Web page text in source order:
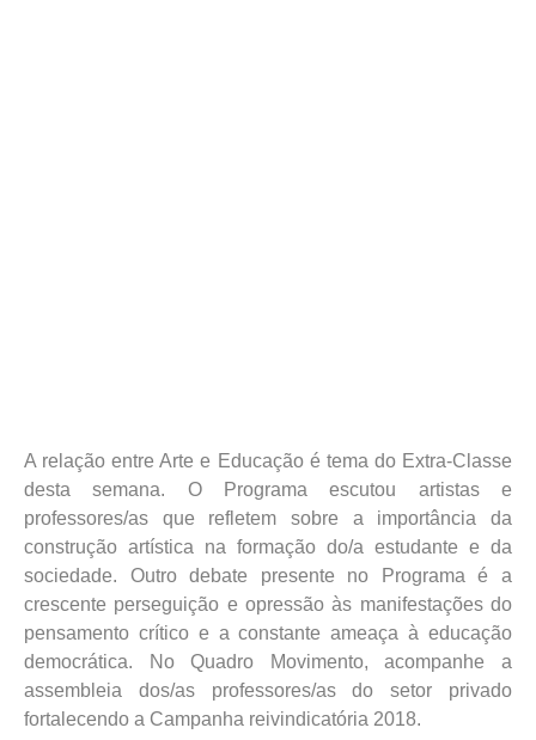
A relação entre Arte e Educação é tema do Extra-Classe
desta semana. O Programa escutou artistas e
professores/as que refletem sobre a importância da
construção artística na formação do/a estudante e da
sociedade. Outro debate presente no Programa é a
crescente perseguição e opressão às manifestações do
pensamento crítico e a constante ameaça à educação
democrática. No Quadro Movimento, acompanhe a
assembleia dos/as professores/as do setor privado
fortalecendo a Campanha reivindicatória 2018.